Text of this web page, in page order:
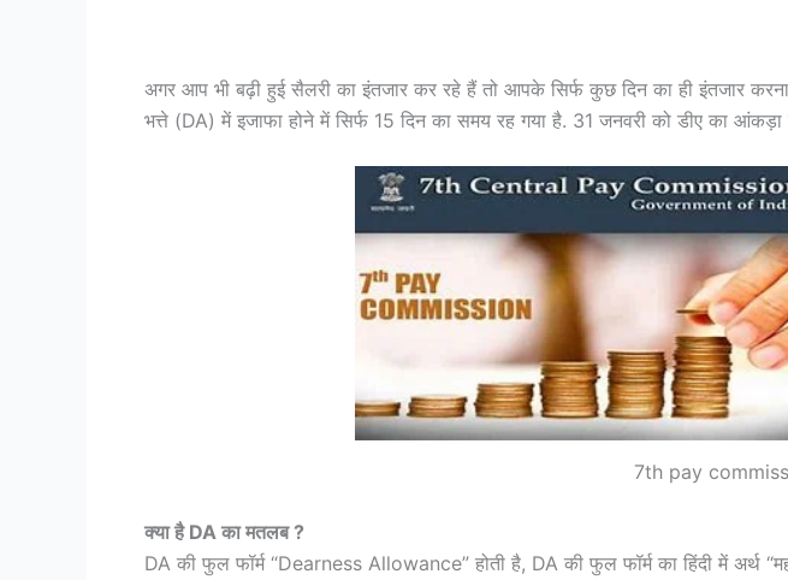
अगर आप भी बढ़ी हुई सैलरी का इंतजार कर रहे हैं तो आपके सिर्फ कुछ दिन का ही इंतजार करना
भत्ते (DA) में इजाफा होने में सिर्फ 15 दिन का समय रह गया है. 31 जनवरी को डीए का आंकड़ा
7th pay
क्या है DA का मतलब ?
DA की फुल फॉर्म “Dearness Allowance” होती है, DA की फुल फॉर्म का हिंदी में अर्थ